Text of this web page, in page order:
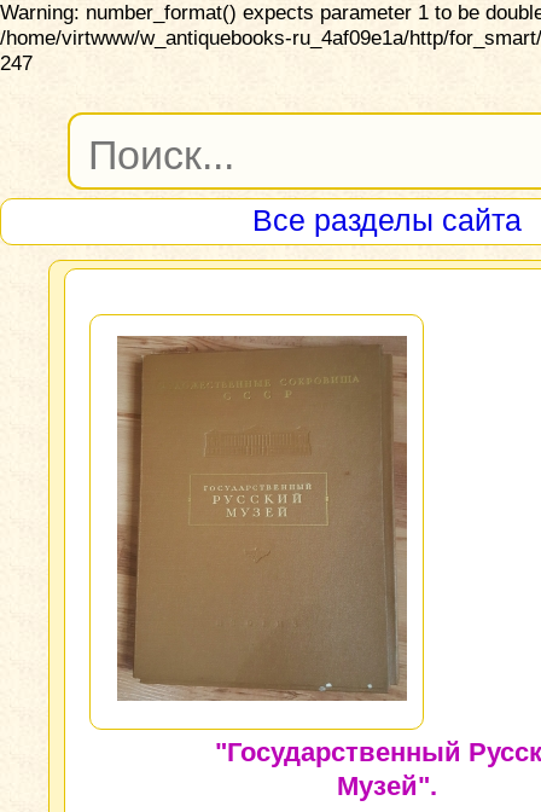
Warning: number_format() expects parameter 1 to be
/home/virtwww/w_antiquebooks-ru_4af09e1a/http/
247
Все разделы сайта
"Государственный
Музей".